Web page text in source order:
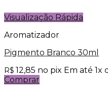
Visualização Rápida
Aromatizador
Pigmento Branco 30ml
R$ 12,85 no pix Em até 1x
Comprar